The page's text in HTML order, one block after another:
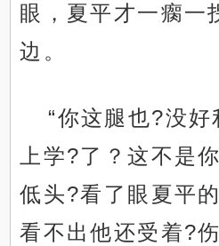
眼，夏平才一瘸一
边。
“你这腿也?没
上学?了？这不是
低头?看了眼夏平
看不出他还受着?